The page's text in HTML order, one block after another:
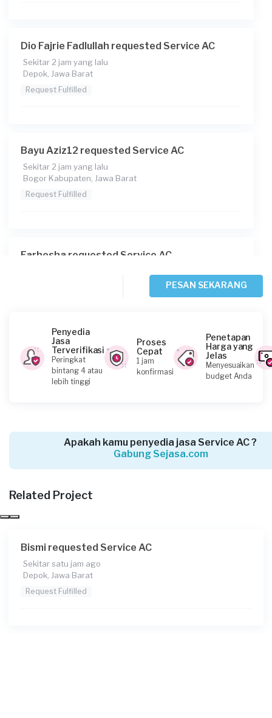
Dio Fajrie Fadlullah requested Service AC
Sekitar 2 jam yang lalu
Depok, Jawa Barat
Request Fulfilled
Bayu Aziz12 requested Service AC
Sekitar 2 jam yang lalu
Bogor Kabupaten, Jawa Barat
Request Fulfilled
Farhesha requested Service AC
Septian Aditiya requested Service AC
Sekitar 5 jam yang lalu
Bogor Kabupaten, Jawa Barat
Bogor Kabupaten, Jawa Barat
Ferry requested Service AC
Bekasi Kota, Jawa Barat
PESAN SEKARANG
Penyedia
Jasa
Terverifikasi
Peringkat
bintang 4 atau
lebih tinggi
Proses
Cepat
1 jam
konfirmasi
Penetapan
Harga yang
Jelas
Menyesuaikan
budget Anda
Apakah kamu penyedia jasa Service AC ?
Gabung Sejasa.com
Related Project
Bismi requested Service AC
Sekitar satu jam ago
Depok, Jawa Barat
Request Fulfilled